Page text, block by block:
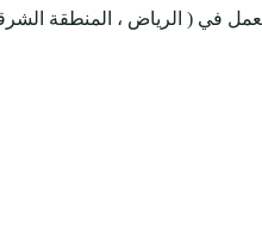
في ( الرياض ، المنطقة